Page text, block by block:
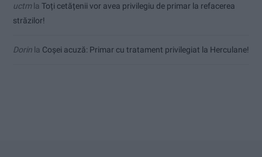
uctmla Toți cetățenii vor avea privilegiu de primar la refacerea
străzilor!
Dorin la Coșei acuză: Primar cu tratament privilegiat la Herculane!